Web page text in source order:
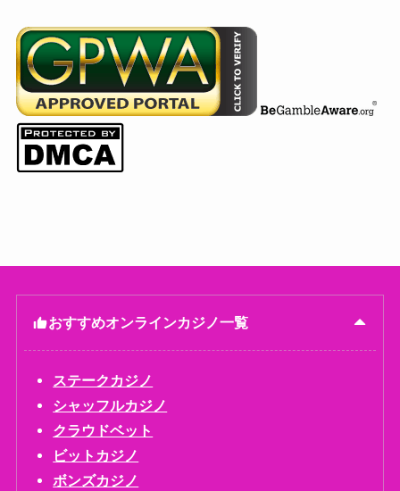
おすすめオンラインカジノ一覧
ステークカジノ
シャッフルカジノ
クラウドベット
ビットカジノ
ボンズカジノ